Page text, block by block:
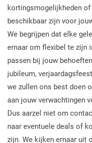
kortingsmogelijkheden
beschikbaar zijn voor
We begrijpen dat elke
ernaar om flexibel te zijn
passen bij jouw
jubileum,
we zullen ons best doen
aan jouw verwachtingen
Dus aarzel niet om
naar eventuele deals of
zijn. We kijken ernaar uit